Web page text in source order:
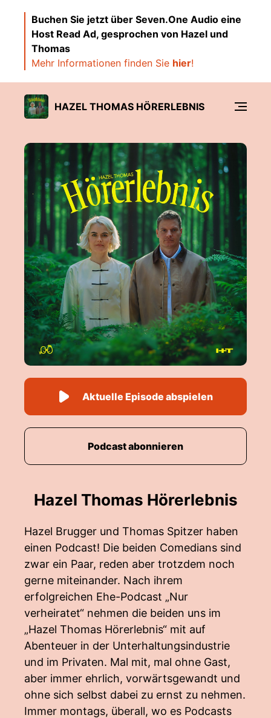
Buchen Sie jetzt über Seven.One Audio eine
Host Read Ad, gesprochen von Hazel und
Thomas
Mehr Informationen finden Sie hier!
HAZEL THOMAS HÖRERLEBNIS
Hazel Thomas Hörerlebnis
Hazel Brugger und Thomas Spitzer haben
einen Podcast! Die beiden Comedians sind
zwar ein Paar, reden aber trotzdem noch
gerne miteinander. Nach ihrem
erfolgreichen Ehe-Podcast „Nur
verheiratet“ nehmen die beiden uns im
„Hazel Thomas Hörerlebnis“ mit auf
Abenteuer in der Unterhaltungsindustrie
und im Privaten. Mal mit, mal ohne Gast,
aber immer ehrlich, vorwärtsgewandt und
ohne sich selbst dabei zu ernst zu nehmen.
Immer montags, überall, wo es Podcasts
Aktuelle Episode abspielen
Podcast abonnieren